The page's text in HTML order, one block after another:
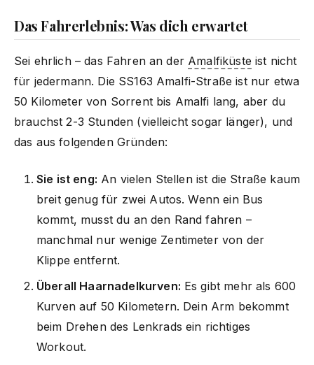
Das Fahrerlebnis: Was dich erwartet
Sei ehrlich – das Fahren an der Amalfiküste ist nicht
für jedermann. Die SS163 Amalfi-Straße ist nur etwa
50 Kilometer von Sorrent bis Amalfi lang, aber du
brauchst 2-3 Stunden (vielleicht sogar länger), und
das aus folgenden Gründen:
Sie ist eng: An vielen Stellen ist die Straße kaum
breit genug für zwei Autos. Wenn ein Bus
kommt, musst du an den Rand fahren –
manchmal nur wenige Zentimeter von der
Klippe entfernt.
Überall Haarnadelkurven: Es gibt mehr als 600
Kurven auf 50 Kilometern. Dein Arm bekommt
beim Drehen des Lenkrads ein richtiges
Workout.